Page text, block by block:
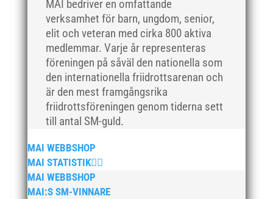
MAI bedriver en omfattande
verksamhet för barn, ungdom, senior,
elit och veteran med cirka 800 aktiva
medlemmar. Varje år representeras
föreningen på såväl den nationella som
den internationella friidrottsarenan och
är den mest framgångsrika
friidrottsföreningen genom tiderna sett
till antal SM-guld.
MAI WEBBSHOP
MAI STATISTIK
MAI WEBBSHOP
MAI:S SM-VINNARE